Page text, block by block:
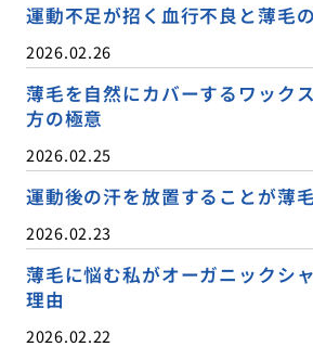
運動不足が招く血行不良と薄毛
2026.02.26
薄毛を自然にカバーするワック
方の極意
2026.02.25
運動後の汗を放置することが薄
2026.02.23
薄毛に悩む私がオーガニックシ
理由
2026.02.22